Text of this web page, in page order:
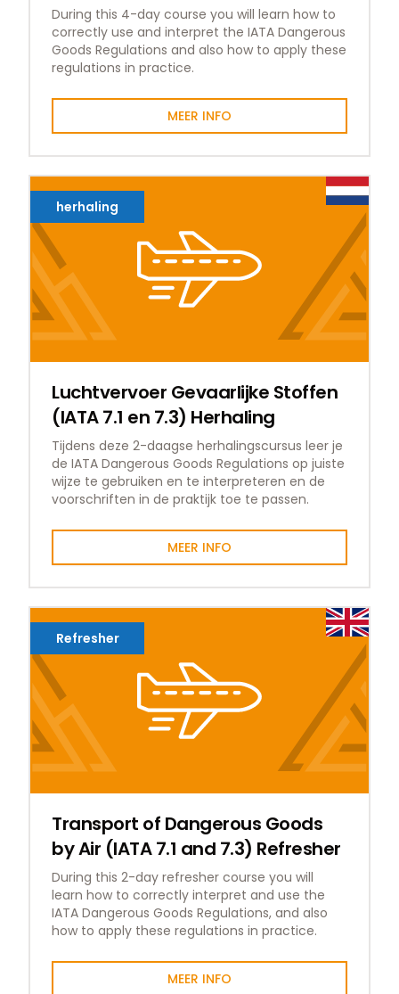
During this 4-day course you will learn how to
correctly use and interpret the IATA Dangerous
Goods Regulations and also how to apply these
regulations in practice.
MEER INFO
herhaling
Luchtvervoer Gevaarlijke Stoffen
(IATA 7.1 en 7.3) Herhaling
Tijdens deze 2-daagse herhalingscursus leer je
de IATA Dangerous Goods Regulations op juiste
wijze te gebruiken en te interpreteren en de
voorschriften in de praktijk toe te passen.
MEER INFO
Refresher
Transport of Dangerous Goods
by Air (IATA 7.1 and 7.3) Refresher
During this 2-day refresher course you will
learn how to correctly interpret and use the
IATA Dangerous Goods Regulations, and also
how to apply these regulations in practice.
MEER INFO